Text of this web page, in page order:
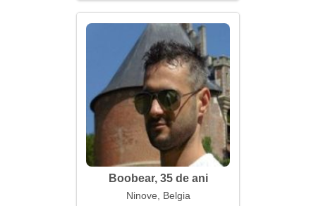
Boobear, 35 de ani
Ninove, Belgia